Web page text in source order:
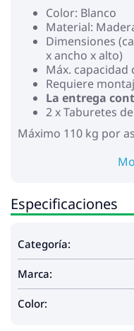
Color: Blanco
Material:
Dimensiones
x ancho x alto)
Máx. capacidad
Requiere
La entrega
2 x Taburetes
Máximo 110 kg por
Especificaciones
Categoría:
Marca:
Color: